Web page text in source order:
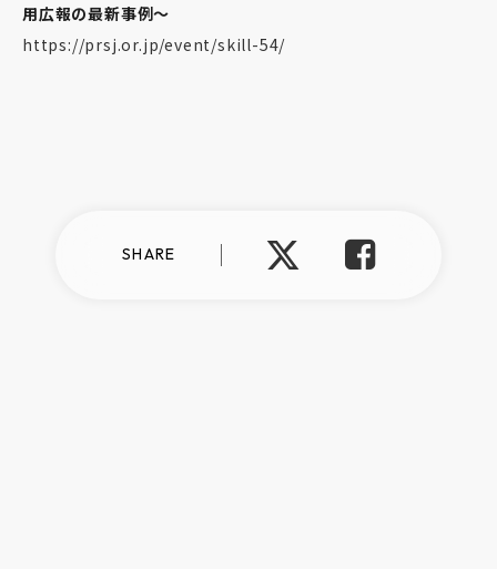
SHARE
用広報の最新事例〜
https://prsj.or.jp/event/skill-54/